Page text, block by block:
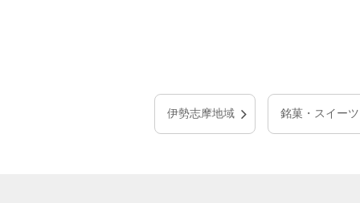
伊勢志摩地域 銘菓・スイーツ